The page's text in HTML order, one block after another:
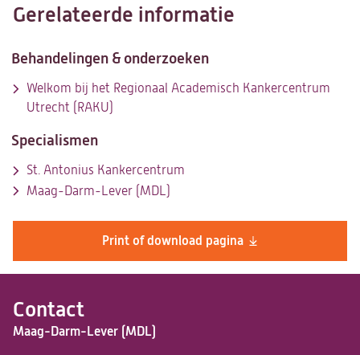
Contact
Maag-Darm-Lever (MDL)
Print of download pagina
nieuwe
een
Gerelateerde informatie
Behandelingen & onderzoeken
Welkom bij het Regionaal Academisch Kankercentrum
Utrecht (RAKU)
Specialismen
St. Antonius Kankercentrum
Maag-Darm-Lever (MDL)